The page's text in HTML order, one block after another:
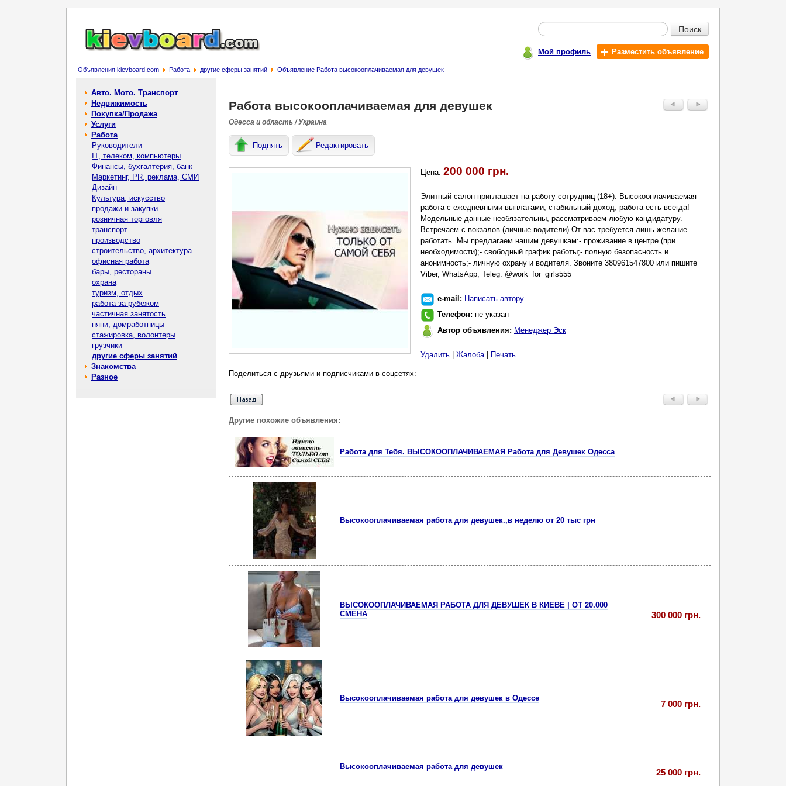
Поиск
Мой профиль Разместить объявление
Объявления kievboard.com Работа другие сферы занятий Объявление Работа высокооплачиваемая для девушек
Авто. Мото. Транспорт
Недвижимость
Покупка/Продажа
Услуги
Работа
Руководители
IT, телеком, компьютеры
Финансы, бухгалтерия, банк
Маркетинг, PR, реклама, СМИ
Дизайн
Культура, искусство
продажи и закупки
розничная торговля
транспорт
производство
строительство, архитектура
офисная работа
бары, рестораны
охрана
туризм, отдых
работа за рубежом
частичная занятость
няни, домработницы
стажировка, волонтеры
грузчики
другие сферы занятий
Знакомства
Разное
Работа высокооплачиваемая для девушек
Одесса и область / Украина
Поднять Редактировать
Цена: 200 000 грн.
Элитный салон приглашает на работу сотрудниц (18+). Высокооплачиваемая
работа с ежедневными выплатами, стабильный доход, работа есть всегда!
Модельные данные необязательны, рассматриваем любую кандидатуру.
Встречаем с вокзалов (личные водители).От вас требуется лишь желание
работать. Мы предлагаем нашим девушкам:- проживание в центре (при
необходимости);- свободный график работы;- полную безопасность и
анонимность;- личную охрану и водителя. Звоните 380961547800 или пишите
Viber, WhatsApp, Teleg: @work_for_girls555
e-mail: Написать автору
Телефон: не указан
Автор объявления: Менеджер Эск
Удалить Жалоба| Печать
Поделиться с друзьями и подписчиками в соцсетях:
Другие похожие объявления:
Работа для Тебя. ВЫСОКООПЛАЧИВАЕМАЯ Работа для Девушек Одесса
Высокооплачиваемая работа для девушек.,в неделю от 20 тыс грн
ВЫСОКООПЛАЧИВАЕМАЯ РАБОТА ДЛЯ ДЕВУШЕК В КИЕВЕ | ОТ 20.000
СМЕНА
300 000 грн.
Высокооплачиваемая работа для девушек в Одессе
7 000 грн.
Высокооплачиваемая работа для девушек
25 000 грн.